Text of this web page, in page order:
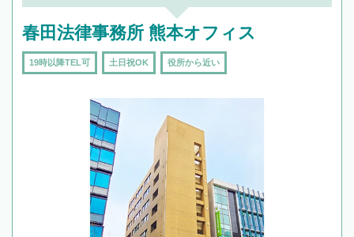
春田法律事務所 熊本オフィス
19時以降TEL可 土日祝OK 役所から近い